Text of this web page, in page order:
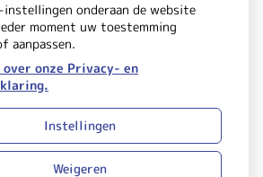
Online
verklaring|Cookie-
|Voorwaarden
instellingen onderaan de website
moment uw toestemming
aanpassen.
over onze Privacy- en
Instellingen
Weigeren